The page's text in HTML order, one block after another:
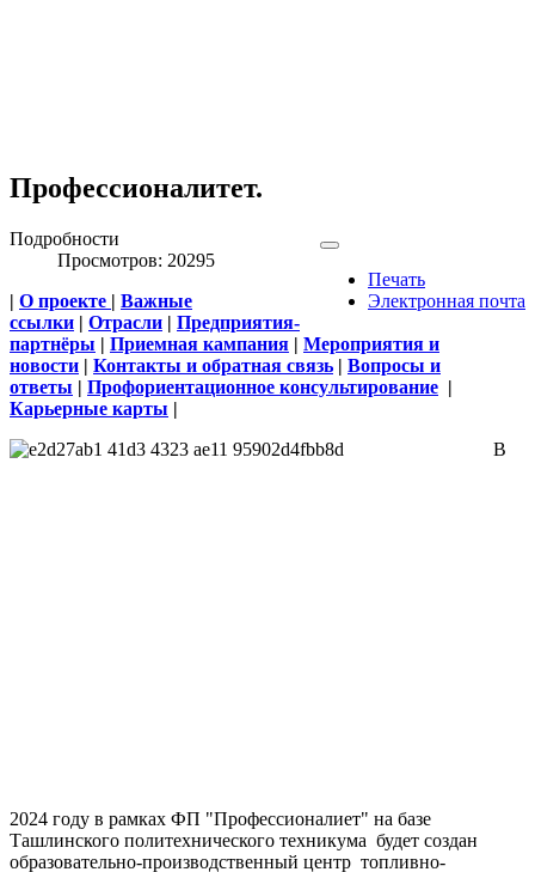
Профессионалитет.
Печать
Электронная почта
Подробности
Просмотров: 20295
| О проекте | Важные
ссылки | Отрасли | Предприятия-
партнёры | Приемная кампания | Мероприятия и
новости | Контакты и обратная связь | Вопросы и
ответы | Профориентационное консультирование |
Карьерные карты |
В
2024 году в рамках ФП "Профессионалиет" на базе
Ташлинского политехнического техникума будет создан
образовательно-производственный центр топливно-